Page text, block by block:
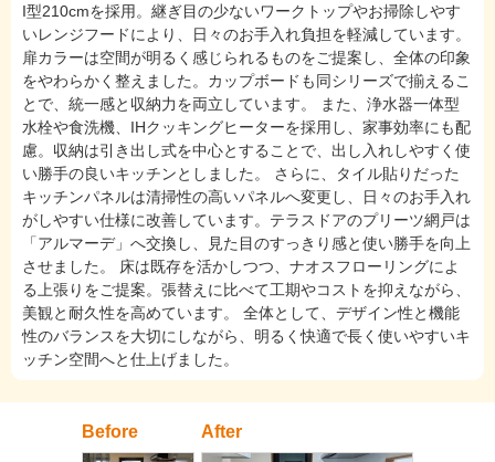
I型210cmを採用。継ぎ目の少ないワークトップやお掃除しやす
いレンジフードにより、日々のお手入れ負担を軽減しています。
扉カラーは空間が明るく感じられるものをご提案し、全体の印象
をやわらかく整えました。カップボードも同シリーズで揃えるこ
とで、統一感と収納力を両立しています。 また、浄水器一体型
水栓や食洗機、IHクッキングヒーターを採用し、家事効率にも配
慮。収納は引き出し式を中心とすることで、出し入れしやすく使
い勝手の良いキッチンとしました。 さらに、タイル貼りだった
キッチンパネルは清掃性の高いパネルへ変更し、日々のお手入れ
がしやすい仕様に改善しています。テラスドアのプリーツ網戸は
「アルマーデ」へ交換し、見た目のすっきり感と使い勝手を向上
させました。 床は既存を活かしつつ、ナオスフローリングによ
る上張りをご提案。張替えに比べて工期やコストを抑えながら、
美観と耐久性を高めています。 全体として、デザイン性と機能
性のバランスを大切にしながら、明るく快適で長く使いやすいキ
ッチン空間へと仕上げました。
Before After